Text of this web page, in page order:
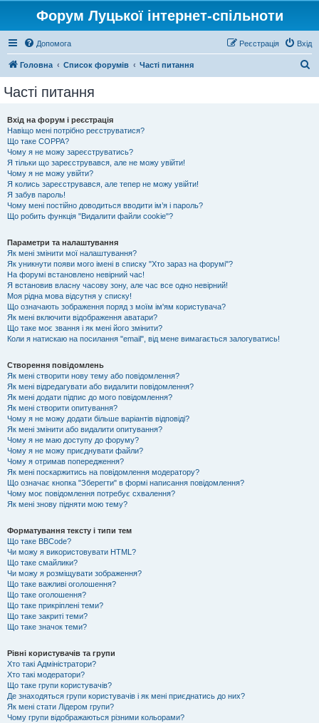
Форум Луцької інтернет-спільноти
Допомога Вхід
Реєстрація
Головна Список форумів Часті питання
Часті питання
Вхід на форум і реєстрація
Навіщо мені потрібно реєструватися?
Що таке COPPA?
Чому я не можу зареєструватись?
Я тільки що зареєструвався, але не можу увійти!
Чому я не можу увійти?
Я колись зареєструвався, але тепер не можу увійти!
Я забув пароль!
Чому мені постійно доводиться вводити ім’я і пароль?
Що робить функція "Видалити файли cookie"?
Параметри та налаштування
Як мені змінити мої налаштування?
Як уникнути появи мого імені в списку "Хто зараз на форумі"?
На форумі встановлено невірний час!
Я встановив власну часову зону, але час все одно невірний!
Моя рідна мова відсутня у списку!
Що означають зображення поряд з моїм ім'ям користувача?
Як мені включити відображення аватари?
Що таке моє звання і як мені його змінити?
Коли я натискаю на посилання "email", від мене вимагається залогуватись!
Створення повідомлень
Як мені створити нову тему або повідомлення?
Як мені відредагувати або видалити повідомлення?
Як мені додати підпис до мого повідомлення?
Як мені створити опитування?
Чому я не можу додати більше варіантів відповіді?
Як мені змінити або видалити опитування?
Чому я не маю доступу до форуму?
Чому я не можу приєднувати файли?
Чому я отримав попередження?
Як мені поскаржитись на повідомлення модератору?
Що означає кнопка "Зберегти" в формі написання повідомлення?
Чому моє повідомлення потребує схвалення?
Як мені знову підняти мою тему?
Форматування тексту і типи тем
Що таке BBCode?
Чи можу я використовувати HTML?
Що таке смайлики?
Чи можу я розміщувати зображення?
Що таке важливі оголошення?
Що таке оголошення?
Що таке прикріплені теми?
Що таке закриті теми?
Що таке значок теми?
Рівні користувачів та групи
Хто такі Адміністратори?
Хто такі модератори?
Що таке групи користувачів?
Де знаходяться групи користувачів і як мені приєднатись до них?
Як мені стати Лідером групи?
Чому групи відображаються різними кольорами?